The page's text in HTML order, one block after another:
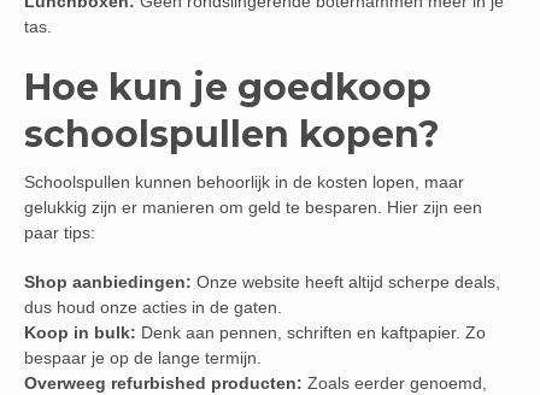
tas.
Hoe kun je goedkoop
schoolspullen kopen?
Schoolspullen kunnen behoorlijk in de kosten lopen, maar
gelukkig zijn er manieren om geld te besparen. Hier zijn een
paar tips:
Shop aanbiedingen: Onze website heeft altijd scherpe deals,
dus houd onze acties in de gaten.
Koop in bulk: Denk aan pennen, schriften en kaftpapier. Zo
bespaar je op de lange termijn.
Overweeg refurbished producten: Zoals eerder genoemd,